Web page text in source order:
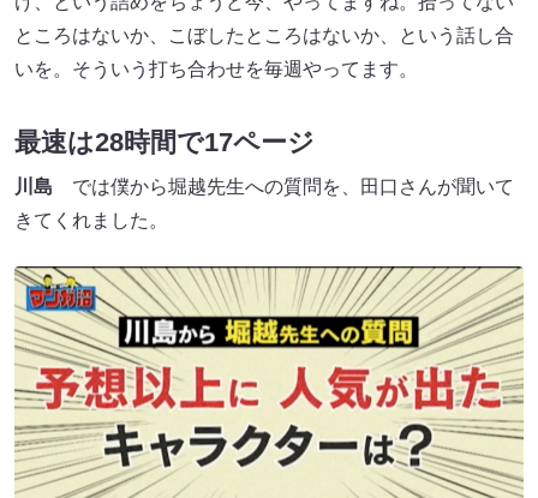
ところはないか、こぼしたところはないか、という話し合
いを。そういう打ち合わせを毎週やってます。
最速は28時間で17ページ
川島 では僕から堀越先生への質問を、田口さんが聞いて
きてくれました。